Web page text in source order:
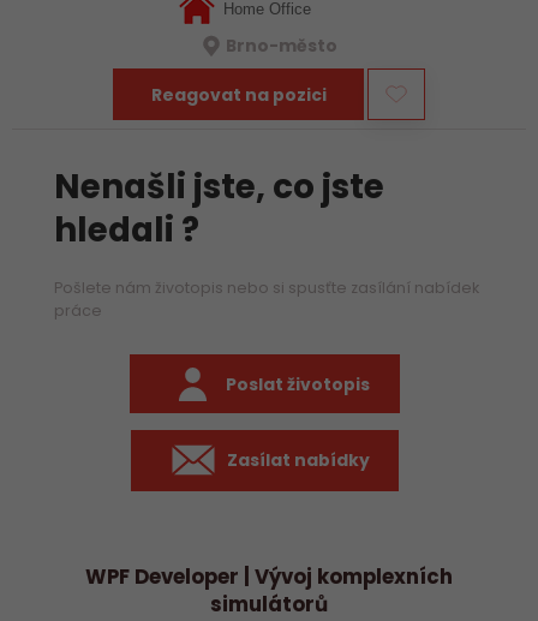
Home Office
Brno-město
Reagovat na pozici
Nenašli jste, co jste
hledali ?
Pošlete nám životopis nebo si spusťte zasílání nabídek
práce
Poslat životopis
Zasílat nabídky
WPF Developer | Vývoj komplexních
simulátorů